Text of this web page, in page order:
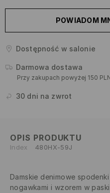
POWIADOM
Dostępność w salonie
Darmowa dostawa
Przy zakupach powyżej 150
30 dni na zwrot
OPIS PRODUKTU
Index 480HX-59J
Damskie denimowe
nogawkami i wzorem w